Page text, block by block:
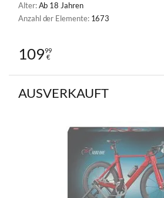
Alter:Ab 18 Jahren
Anzahl der Elemente: 1673
10999
€
AUSVERKAUFT